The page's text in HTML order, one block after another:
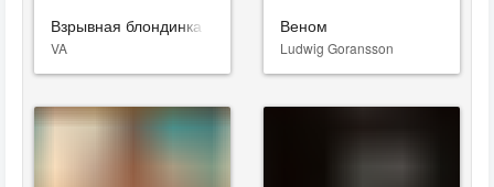
Взрывная блондинка
VA
Веном
Ludwig Goransson